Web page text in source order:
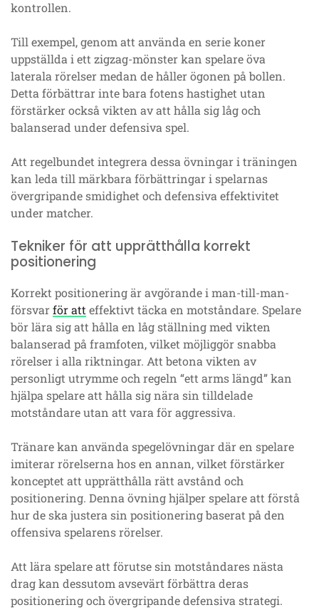
kontrollen.
Till exempel, genom att använda en serie koner
uppställda i ett zigzag-mönster kan spelare öva
laterala rörelser medan de håller ögonen på bollen.
Detta förbättrar inte bara fotens hastighet utan
förstärker också vikten av att hålla sig låg och
balanserad under defensiva spel.
Att regelbundet integrera dessa övningar i träningen
kan leda till märkbara förbättringar i spelarnas
övergripande smidighet och defensiva effektivitet
under matcher.
Tekniker för att upprätthålla korrekt
positionering
Korrekt positionering är avgörande i man-till-man-
försvarför att effektivt täcka en motståndare. Spelare
bör lära sig att hålla en låg ställning med vikten
balanserad på framfoten, vilket möjliggör snabba
rörelser i alla riktningar. Att betona vikten av
personligt utrymme och regeln “ett arms längd” kan
hjälpa spelare att hålla sig nära sin tilldelade
motståndare utan att vara för aggressiva.
Tränare kan använda spegelövningar där en spelare
imiterar rörelserna hos en annan, vilket förstärker
konceptet att upprätthålla rätt avstånd och
positionering. Denna övning hjälper spelare att förstå
hur de ska justera sin positionering baserat på den
offensiva spelarens rörelser.
Att lära spelare att förutse sin motståndares nästa
drag kan dessutom avsevärt förbättra deras
positionering och övergripande defensiva strategi.